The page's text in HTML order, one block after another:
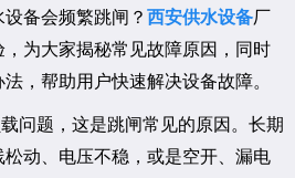
备会频繁跳闸？ 西安供水设备厂
为大家揭秘常见故障原因，同时
，帮助用户快速解决设备故障。
问题，这是跳闸常见的原因。长期
动、电压不稳，或是空开、漏电